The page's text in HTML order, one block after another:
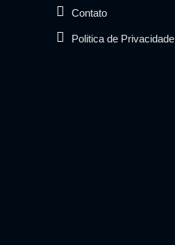
Contato
Politica de Privacidade